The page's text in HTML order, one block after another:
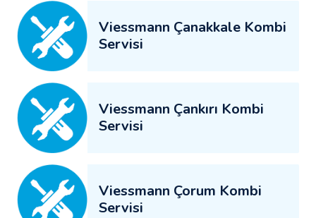
Viessmann Çanakkale Kombi
Servisi
Viessmann Çankırı Kombi
Servisi
Viessmann Çorum Kombi
Servisi